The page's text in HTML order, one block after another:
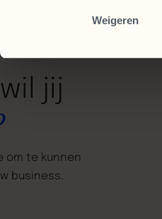
Weigeren
wil jij
om te kunnen
business.